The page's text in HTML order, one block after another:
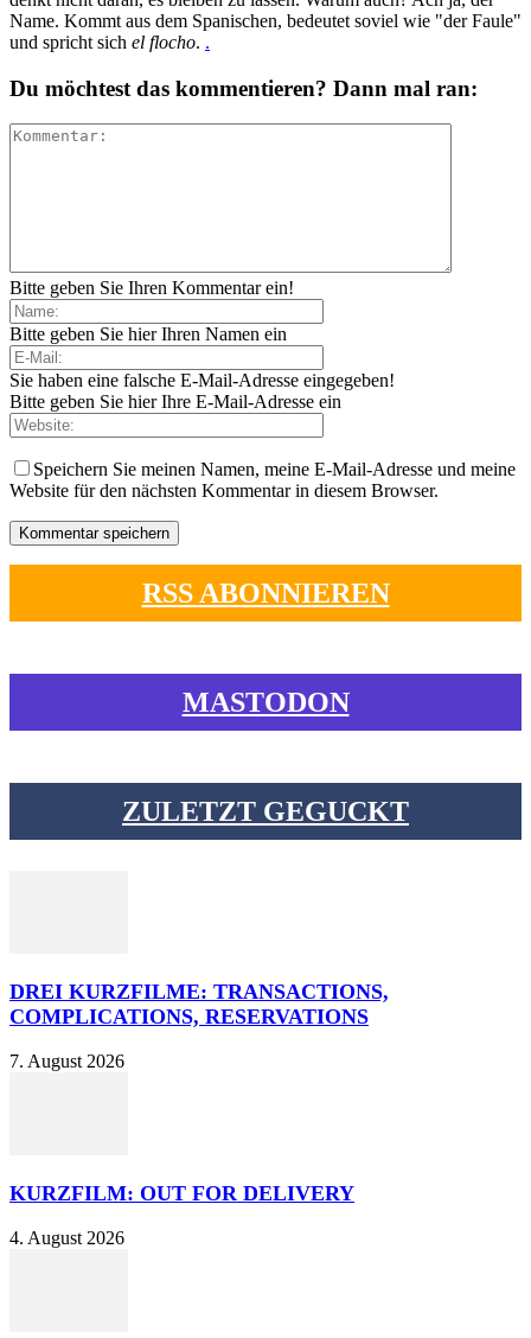
Name. Kommt aus dem Spanischen, bedeutet soviel wie "der Faule"
und spricht sich el flocho. .
Du möchtest das kommentieren? Dann mal ran:
Bitte geben Sie Ihren Kommentar ein!
Bitte geben Sie hier Ihren Namen ein
Sie haben eine falsche E-Mail-Adresse eingegeben!
Bitte geben Sie hier Ihre E-Mail-Adresse ein
Speichern Sie meinen Namen, meine E-Mail-Adresse und meine
Website für den nächsten Kommentar in diesem Browser.
RSS ABONNIEREN
MASTODON
ZULETZT GEGUCKT
DREI KURZFILME: TRANSACTIONS,
COMPLICATIONS, RESERVATIONS
7. August 2026
KURZFILM: OUT FOR DELIVERY
4. August 2026